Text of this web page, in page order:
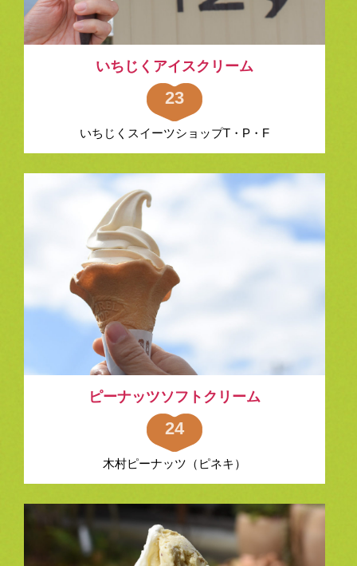
いちじくアイスクリーム
23
いちじくスイーツショップT・P・F
ピーナッツソフトクリーム
24
木村ピーナッツ（ピネキ）